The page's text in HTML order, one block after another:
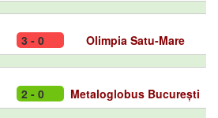
3 - 0 Olimpia Satu-Mare
2 - 0 Metaloglobus București